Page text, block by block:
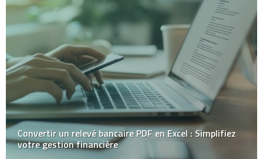
Convertir un relevé bancaire PDF en Excel : Simplifiez
votre gestion financière